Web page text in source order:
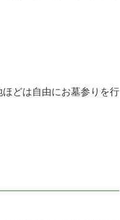
どは自由にお墓参りを行